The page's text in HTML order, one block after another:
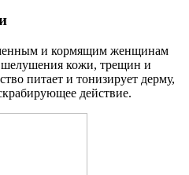
и кормящим женщинам
шелушения кожи, трещин и
питает и тонизирует дерму,
действие.